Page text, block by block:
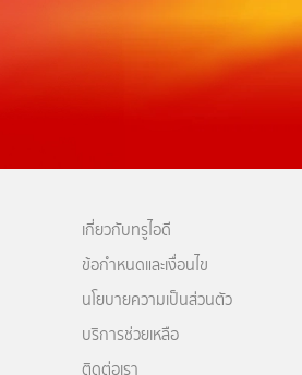
เกี่ยวกับทรูไอดี
ข้อกำหนดและเงื่อนไข
นโยบายความเป็นส่วนตัว
บริการช่วยเหลือ
ติดต่อเรา